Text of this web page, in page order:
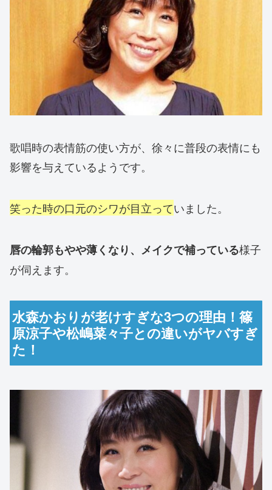
歌唱時の表情筋の使い方が、徐々に普段の表情にも
影響を与えているようです。
笑った時の口元のシワが目立っていました。
唇の輪郭もやや薄くなり、メイクで補っている様子
が伺えます。
水森かおりが老けすぎな3つの理由！篠
原涼子や松嶋菜々子との違いがヤバすぎ
た！